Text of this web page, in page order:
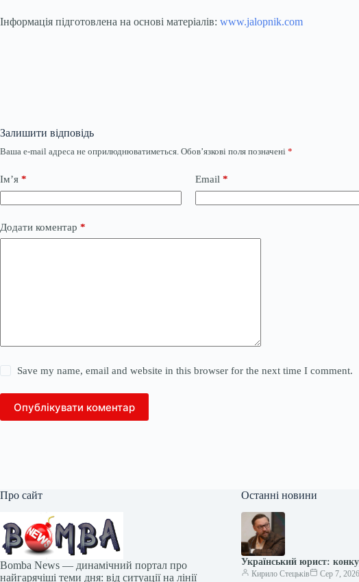
Інформація підготовлена на основі матеріалів: www.jalopnik.com
Залишити відповідь
Ваша e-mail адреса не оприлюднюватиметься. Обов’язкові поля позначені *
Ім’я * Email *
Додати коментар *
Save my name, email and website in this browser for the next time I comment.
Опублікувати коментар
Про сайт
Bomba News — динамічний портал про
найгарячіші теми дня: від ситуації на лінії
Останні новини
Український юрист:
Кирило Стецьків Сер 7, 2026